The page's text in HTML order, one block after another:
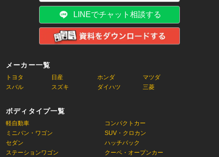
メーカー一覧
トヨタ 日産 ホンダ
マツダ
スバル
スズキ ダイハツ 三菱
ボディタイプ一覧
軽自動車
コンパクトカー
ミニバン・ワゴン
SUV・クロカン
セダン
ハッチバック
ステーションワゴン
クーペ・オープンカー
LINEでチャット相談する